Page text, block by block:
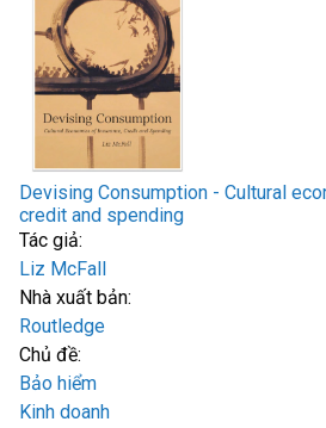
Devising Consumption - Cultural
credit and spending
Tác giả:
Liz McFall
Nhà xuất bản:
Routledge
Chủ đề:
Bảo hiểm
Kinh doanh